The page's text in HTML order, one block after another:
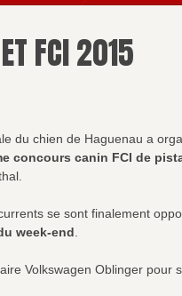
FCI 2015
du chien de Haguenau a
concours canin FCI de
se sont finalement
week-end
Volkswagen Oblinger pour